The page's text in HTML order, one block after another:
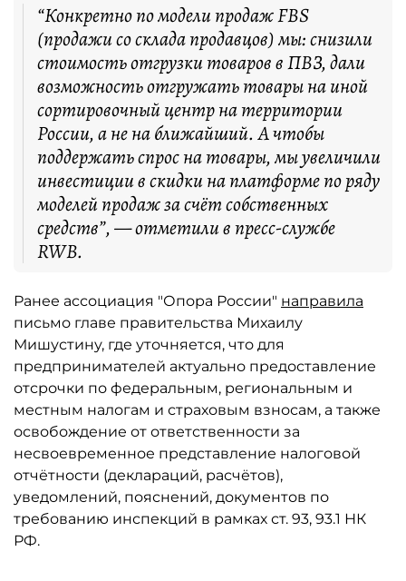
“Конкретно по модели продаж FBS
(продажи со склада продавцов) мы: снизили
стоимость отгрузки товаров в ПВЗ, дали
возможность отгружать товары на иной
сортировочный центр на территории
России, а не на ближайший. А чтобы
поддержать спрос на товары, мы увеличили
инвестиции в скидки на платформе по ряду
моделей продаж за счёт собственных
средств”, — отметили в пресс-службе
RWB.
Ранее ассоциация "Опора России" направила
письмо главе правительства Михаилу
Мишустину, где уточняется, что для
предпринимателей актуально предоставление
отсрочки по федеральным, региональным и
местным налогам и страховым взносам, а также
освобождение от ответственности за
несвоевременное представление налоговой
отчётности (деклараций, расчётов),
уведомлений, пояснений, документов по
требованию инспекций в рамках ст. 93, 93.1 НК
РФ.